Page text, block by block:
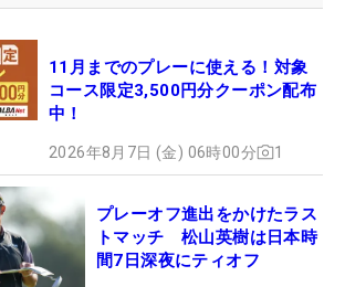
11月までのプレーに使える！対象
コース限定3,500円分クーポン配布
中！
2026年8月7日 (金) 06時00分 1
プレーオフ進出をかけたラス
トマッチ 松山英樹は日本時
間7日深夜にティオフ